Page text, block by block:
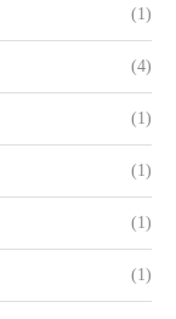
(1)
(4)
(1)
(1)
(1)
(1)